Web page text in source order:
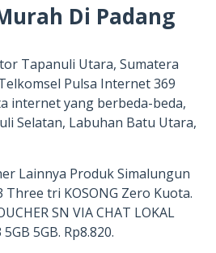
Di Padang
Tapanuli Utara, Sumatera
Pulsa Internet 369
internet yang berbeda-beda,
Selatan, Labuhan Batu Utara,
Lainnya Produk Simalungun
Three tri KOSONG Zero Kuota.
SN VIA CHAT LOKAL
5GB. Rp8.820.